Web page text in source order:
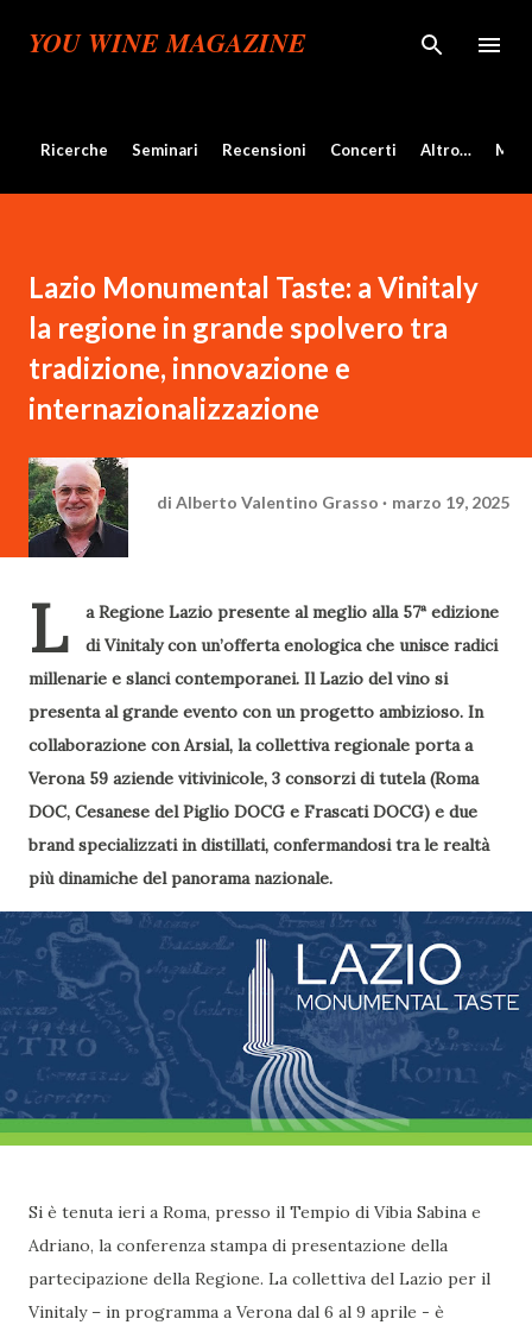
Passa ai contenuti principali
YOU WINE MAGAZINE
Ricerche Seminari Recensioni Concerti Altro…
Lazio Monumental Taste: a Vinitaly
la regione in grande spolvero tra
tradizione, innovazione e
internazionalizzazione
di Alberto Valentino Grasso marzo 19, 2025
L
a Regione Lazio presente al meglio alla 57ª edizione
di Vinitaly con un’offerta enologica che unisce radici
millenarie e slanci contemporanei. Il Lazio del vino si
presenta al grande evento con un progetto ambizioso. In
collaborazione con Arsial, la collettiva regionale porta a
Verona 59 aziende vitivinicole, 3 consorzi di tutela (Roma
DOC, Cesanese del Piglio DOCG e Frascati DOCG) e due
brand specializzati in distillati, confermandosi tra le realtà
più dinamiche del panorama nazionale.
Si è tenuta ieri a Roma, presso il Tempio di Vibia Sabina e
Adriano, la conferenza stampa di presentazione della
partecipazione della Regione. La collettiva del Lazio per il
Vinitaly – in programma a Verona dal 6 al 9 aprile - è